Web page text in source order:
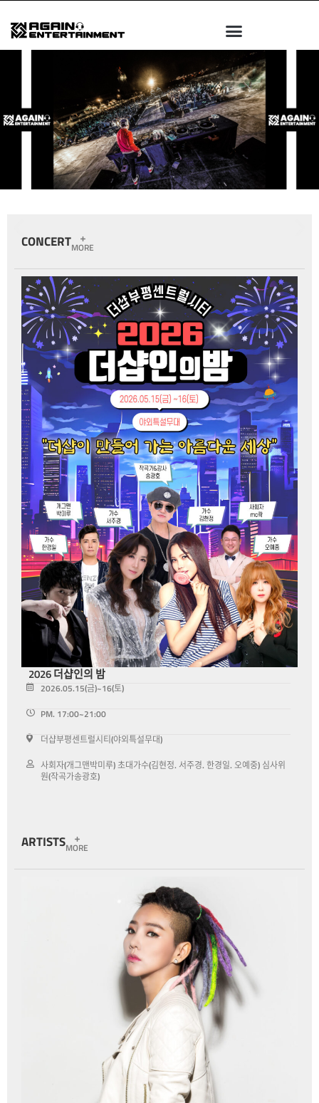
CONCERTMORE
2026 더샵인의 밤
2026.05.15(금)~16(토)
PM. 17:00~21:00
더샵부평센트럴시티(야외특설무대)
사회자(개그맨박미루) 초대가수(김현정. 서주경. 한경일. 오예중) 심사위
원(작곡가송광호)
ARTISTSMORE